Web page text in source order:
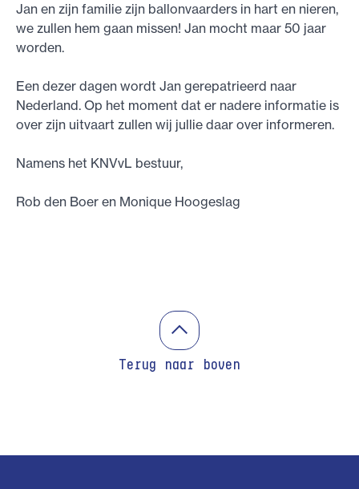
Jan en zijn familie zijn ballonvaarders in hart en nieren,
we zullen hem gaan missen! Jan mocht maar 50 jaar
worden.
Een dezer dagen wordt Jan gerepatrieerd naar
Nederland. Op het moment dat er nadere informatie is
over zijn uitvaart zullen wij jullie daar over informeren.
Namens het KNVvL bestuur,
Rob den Boer en Monique Hoogeslag
Terug naar boven